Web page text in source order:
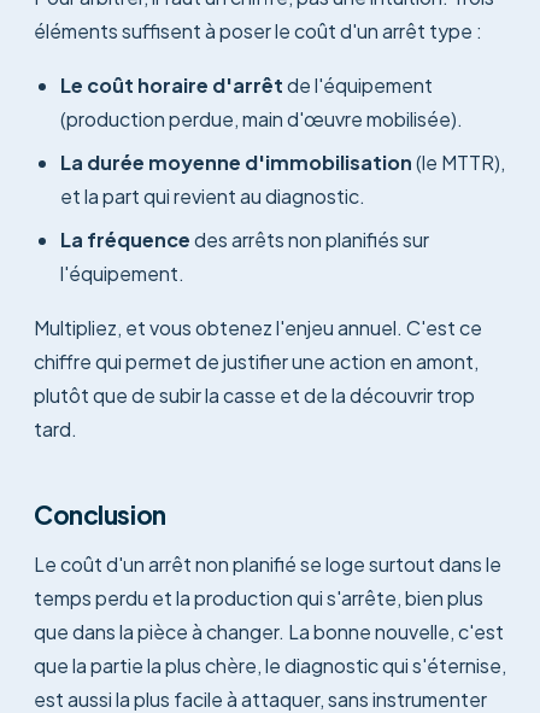
éléments suffisent à poser le coût d'un arrêt type :
Le coût horaire d'arrêtde l'équipement
(production perdue, main d'œuvre mobilisée).
La durée moyenne d'immobilisation(le MTTR),
et la part qui revient au diagnostic.
La fréquencedes arrêts non planifiés sur
l'équipement.
Multipliez, et vous obtenez l'enjeu annuel. C'est ce
chiffre qui permet de justifier une action en amont,
plutôt que de subir la casse et de la découvrir trop
tard.
Conclusion
Le coût d'un arrêt non planifié se loge surtout dans le
temps perdu et la production qui s'arrête, bien plus
que dans la pièce à changer. La bonne nouvelle, c'est
que la partie la plus chère, le diagnostic qui s'éternise,
est aussi la plus facile à attaquer, sans instrumenter